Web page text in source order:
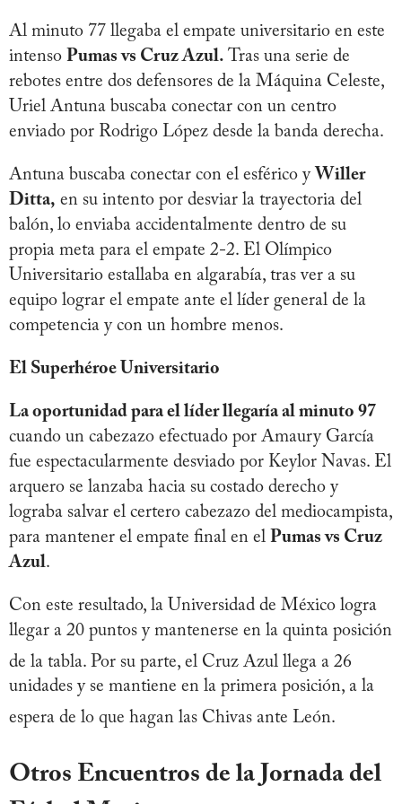
Al minuto 77 llegaba el empate universitario en este
intenso Pumas vs Cruz Azul. Tras una serie de
rebotes entre dos defensores de la Máquina Celeste,
Uriel Antuna buscaba conectar con un centro
enviado por Rodrigo López desde la banda derecha.
Antuna buscaba conectar con el esférico y Willer
Ditta, en su intento por desviar la trayectoria del
balón, lo enviaba accidentalmente dentro de su
propia meta para el empate 2-2. El Olímpico
Universitario estallaba en algarabía, tras ver a su
equipo lograr el empate ante el líder general de la
competencia y con un hombre menos.
El Superhéroe Universitario
La oportunidad para el líder llegaría al minuto 97
cuando un cabezazo efectuado por Amaury García
fue espectacularmente desviado por Keylor Navas. El
arquero se lanzaba hacia su costado derecho y
lograba salvar el certero cabezazo del mediocampista,
para mantener el empate final en el Pumas vs Cruz
Azul.
Con este resultado, la Universidad de México logra
llegar a 20 puntos y mantenerse en la quinta posición
de la tabla. Por su parte, el Cruz Azul llega a 26
unidades y se mantiene en la primera posición, a la
espera de lo que hagan las Chivas ante León.
Otros Encuentros de la Jornada del